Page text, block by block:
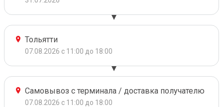
Тольятти
07.08.2026 с 11:00 до 18:00
Самовывоз с терминала / доставка получателю
07.08.2026 с 11:00 до 18:00